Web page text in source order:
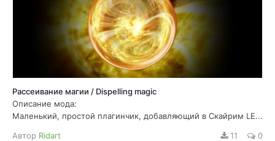
Рассеивание магии / Dispelling magic
Описание мода:
Маленький, простой плагинчик, добавляющий в Скайрим LE...
Автор Ridart 11 0